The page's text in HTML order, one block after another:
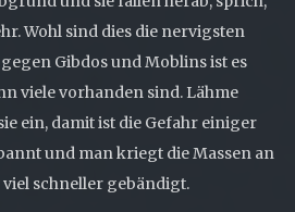
mit der richtigen Grammatik
Wohl sind dies die nervigsten
Gibdos und Moblins ist es
viele vorhanden sind. Lähme
ein, damit ist die Gefahr einiger
und man kriegt die Massen an
schneller gebändigt.